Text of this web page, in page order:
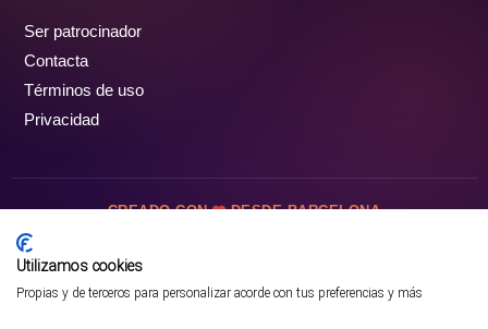
Ser patrocinador
Contacta
Términos de uso
Privacidad
CREADO CON DESDE BARCELONA
Utilizamos cookies
Propias y de terceros para personalizar acorde con tus preferencias y más